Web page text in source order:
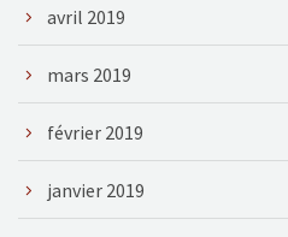
avril 2019
mars 2019
février 2019
janvier 2019